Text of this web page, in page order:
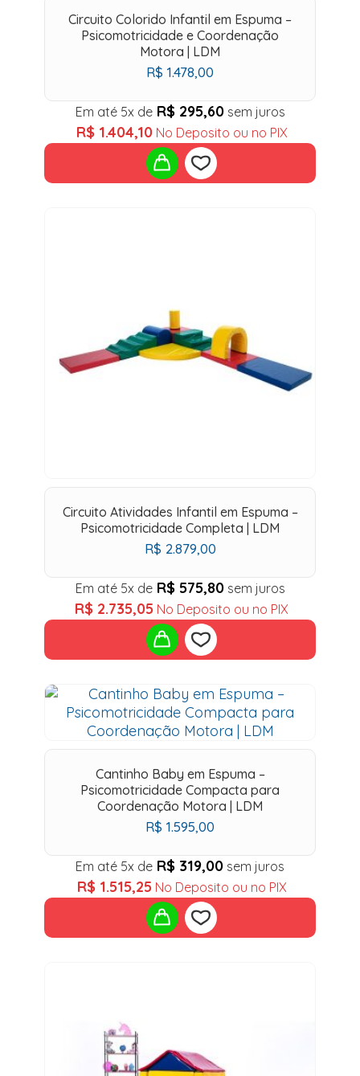
Circuito Colorido Infantil em Espuma –
Psicomotricidade e Coordenação
Motora | LDM
R$ 1.478,00
Em até 5x de R$ 295,60 sem juros
R$ 1.404,10 No Deposito ou no PIX
Circuito Atividades Infantil em Espuma –
Psicomotricidade Completa | LDM
R$ 2.879,00
Em até 5x de R$ 575,80 sem juros
R$ 2.735,05 No Deposito ou no PIX
Add
to
wishlist
Cantinho Baby em Espuma –
Psicomotricidade Compacta para
Coordenação Motora | LDM
R$ 1.595,00
Em até 5x de R$ 319,00 sem juros
R$ 1.515,25 No Deposito ou no PIX
wishlist